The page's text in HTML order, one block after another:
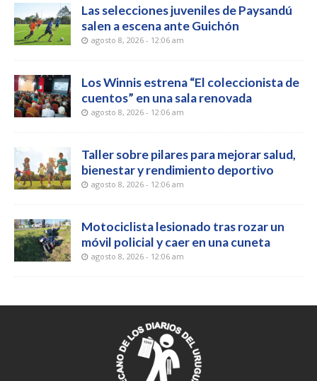
Las selecciones juveniles de Paysandú
salen a escena ante Guichón
agosto 8, 2026 - 12:06 am
Los Winnis estrena “El coleccionista de
cuentos” en una sala renovada
agosto 8, 2026 - 12:06 am
Taller sobre pilares para mejorar salud,
bienestar y rendimiento deportivo
agosto 8, 2026 - 12:06 am
Motociclista lesionado tras rozar un
móvil policial y caer en una cuneta
agosto 8, 2026 - 12:06 am